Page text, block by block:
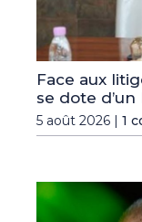
Face aux
se dote
5 août 2026 | 1